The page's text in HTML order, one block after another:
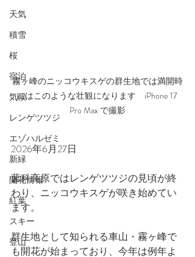
天気
積雪
桜
宿泊
気候
レンゲツツジ
エゾハルゼミ
新緑
開花情報
紅葉
スキー
登山
霧ヶ峰のニッコウキスゲの群生地では満開時
にはこのような壮観になります　iPhone 17
Pro Max で撮影
2026年6月27日
蓼科高原ではレンゲツツジの見頃が終
わり、ニッコウキスゲが咲き始めてい
ます。
群生地として知られる車山・霧ヶ峰で
も開花が始まっており、今年は例年よ